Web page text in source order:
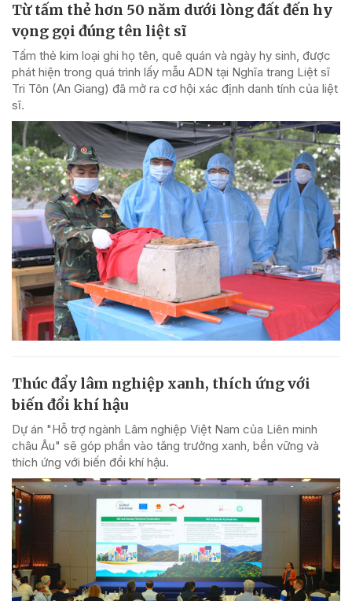
Từ tấm thẻ hơn 50 năm dưới lòng đất đến hy
vọng gọi đúng tên liệt sĩ
Tấm thẻ kim loại ghi họ tên, quê quán và ngày hy sinh, được
phát hiện trong quá trình lấy mẫu ADN tại Nghĩa trang Liệt sĩ
Tri Tôn (An Giang) đã mở ra cơ hội xác định danh tính của liệt
sĩ.
Thúc đẩy lâm nghiệp xanh, thích ứng với
biến đổi khí hậu
Dự án "Hỗ trợ ngành Lâm nghiệp Việt Nam của Liên minh
châu Âu" sẽ góp phần vào tăng trưởng xanh, bền vững và
thích ứng với biến đổi khí hậu.